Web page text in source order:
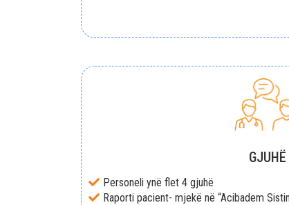
GJUHË
Personeli ynë flet 4 gjuhë
Raporti pacient- mjekë në “Acibadem